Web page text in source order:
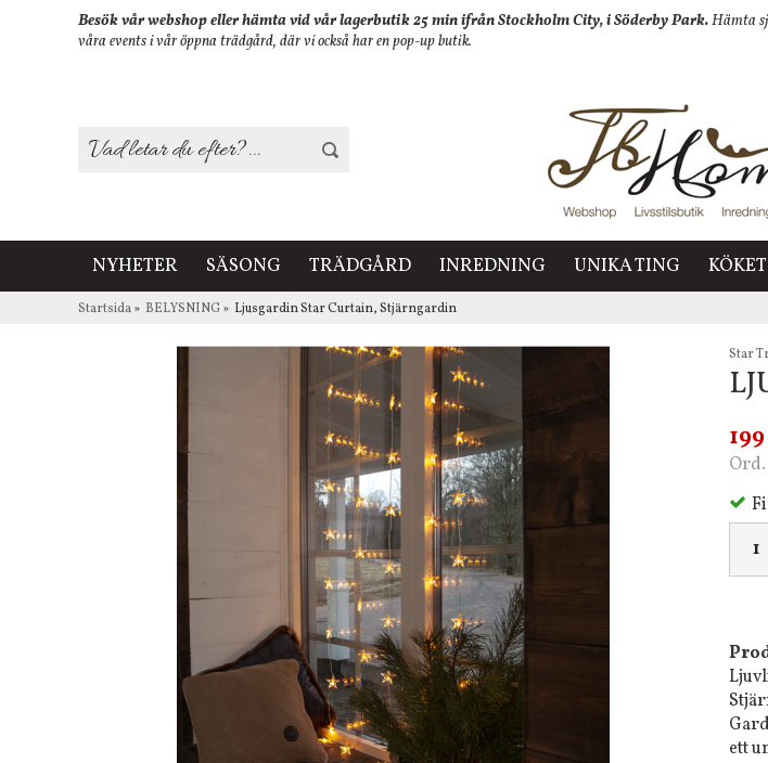
Besök vår webshop eller hämta vid vår lagerbutik 25 min ifrån Stockholm City, i Söderby Park.Hämta
våra events i vår öppna trädgård, där vi också har en pop-up butik.
NYHETER SÄSONG TRÄDGÅRD INREDNING UNIKA TING KÖKET
Startsida» BELYSNING» Ljusgardin Star Curtain, Stjärngardin
Star
Ord.
ett